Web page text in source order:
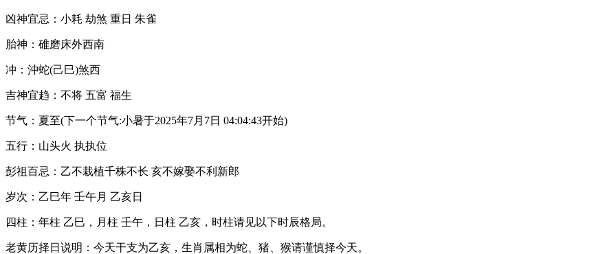
凶神宜忌：小耗 劫煞 重日 朱雀
胎神：碓磨床外西南
冲：沖蛇(己巳)煞西
吉神宜趋：不将 五富 福生
节气：夏至(下一个节气:小暑于2025年7月7日 04:04:43开始)
五行：山头火 执执位
彭祖百忌：乙不栽植千株不长 亥不嫁娶不利新郎
岁次：乙巳年 壬午月 乙亥日
四柱：年柱 乙巳，月柱 壬午，日柱 乙亥，时柱请见以下时辰格局。
老黄历择日说明：今天干支为乙亥，生肖属相为蛇、猪、猴请谨慎择今天。